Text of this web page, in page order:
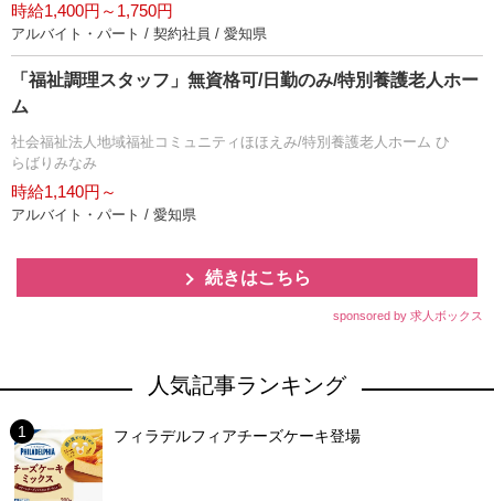
時給1,400円～1,750円
アルバイト・パート / 契約社員 / 愛知県
「福祉調理スタッフ」無資格可/日勤のみ/特別養護老人ホー
ム
社会福祉法人地域福祉コミュニティほほえみ/特別養護老人ホーム ひ
らばりみなみ
時給1,140円～
アルバイト・パート / 愛知県
続きはこちら
sponsored by 求人ボックス
人気記事ランキング
フィラデルフィアチーズケーキ登場